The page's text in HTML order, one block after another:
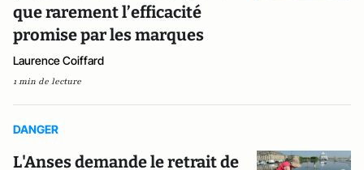
que rarement l’efficacité
promise par les marques
Laurence Coiffard
1 min de lecture
DANGER
L'Anses demande le retrait de